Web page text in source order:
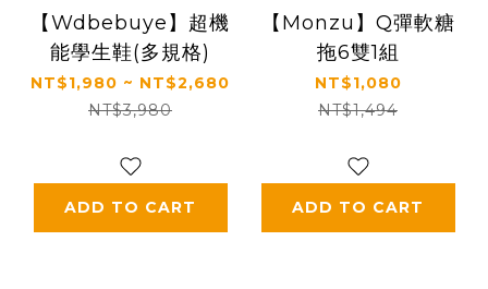
【Wdbebuye】超機
能學生鞋(多規格)
NT$1,980 ~ NT$2,680
NT$3,980
ADD TO CART
【Monzu】Q彈軟糖
拖6雙1組
NT$1,080
NT$1,494
ADD TO CART